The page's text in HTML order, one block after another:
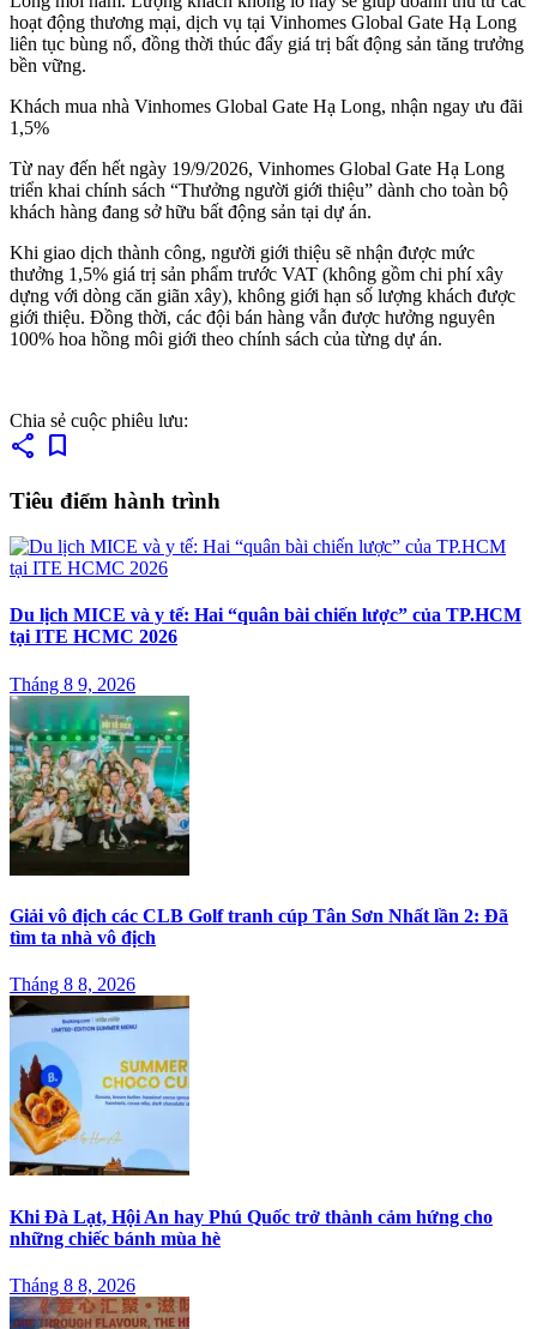
hoạt động thương mại, dịch vụ tại Vinhomes Global Gate Hạ Long
liên tục bùng nổ, đồng thời thúc đẩy giá trị bất động sản tăng trưởng
bền vững.
Khách mua nhà Vinhomes Global Gate Hạ Long, nhận ngay ưu đãi
1,5%
Từ nay đến hết ngày 19/9/2026, Vinhomes Global Gate Hạ Long
triển khai chính sách “Thưởng người giới thiệu” dành cho toàn bộ
khách hàng đang sở hữu bất động sản tại dự án.
Khi giao dịch thành công, người giới thiệu sẽ nhận được mức
thưởng 1,5% giá trị sản phẩm trước VAT (không gồm chi phí xây
dựng với dòng căn giãn xây), không giới hạn số lượng khách được
giới thiệu. Đồng thời, các đội bán hàng vẫn được hưởng nguyên
100% hoa hồng môi giới theo chính sách của từng dự án.
Chia sẻ cuộc phiêu lưu:
share bookmark
Tiêu điểm hành trình
Du lịch MICE và y tế: Hai “quân bài chiến lược” của TP.HCM
tại ITE HCMC 2026
Tháng 8 9, 2026
Giải vô địch các CLB Golf tranh cúp Tân Sơn Nhất lần 2: Đã
tìm ta nhà vô địch
Tháng 8 8, 2026
Khi Đà Lạt, Hội An hay Phú Quốc trở thành cảm hứng cho
những chiếc bánh mùa hè
Tháng 8 8, 2026